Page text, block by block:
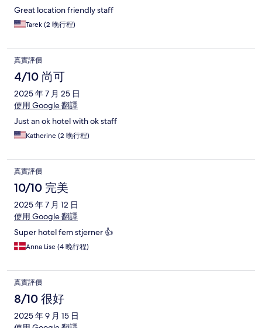
Great location friendly staff
Tarek (2 晚行程)
真實評價
4/10 尚可
2025 年 7 月 25 日
使用 Google 翻譯
Just an ok hotel with ok staff
Katherine (2 晚行程)
真實評價
10/10 完美
2025 年 7 月 12 日
使用 Google 翻譯
Super hotel fem stjerner 👍
Anna Lise (4 晚行程)
真實評價
8/10 很好
2025 年 9 月 15 日